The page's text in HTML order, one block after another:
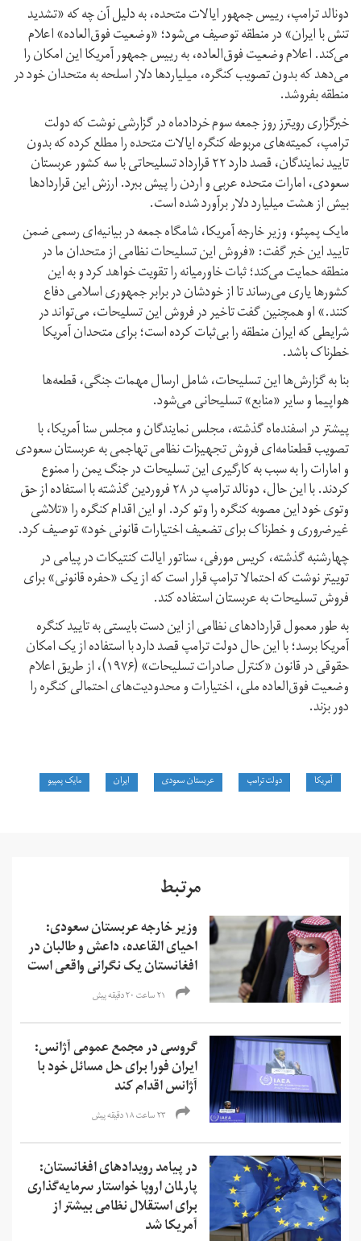
دونالد ترامپ، رییس جمهور ایالات متحده، به دلیل آن‌ چه که «تشدید
تنش با ایران» در منطقه توصیف می‌شود؛ «وضعیت فوق‌العاده» اعلام
می‌کند. اعلام وضعیت فوق‌العاده، به رییس جمهور آمریکا این امکان را
می‌دهد که بدون تصویب کنگره، میلیاردها دلار اسلحه به متحدان خود در
منطقه بفروشد.
خبرگزاری رویترز روز جمعه سوم خردادماه‌ در گزارشی نوشت که دولت
ترامپ، کمیته‌های مربوطه کنگره ایالات متحده را مطلع کرده که بدون
تایید نمایندگان، قصد دارد ۲۲ قرارداد تسلیحاتی با سه کشور عربستان
سعودی، امارات متحده عربی و اردن را پیش ببرد. ارزش این قراردادها
بیش از هشت میلیارد دلار برآورد شده است.
مایک پمپئو، وزیر خارجه آمریکا، شامگاه جمعه در بیانیه‌ای رسمی ضمن
تایید این خبر گفت: «فروش این تسلیحات نظامی از متحدان ما در
منطقه حمایت می‌کند؛ ثبات خاورمیانه را تقویت خواهد کرد و به این
کشورها یاری می‌رساند تا از خودشان در برابر جمهوری اسلامی دفاع
کنند.» او همچنین گفت تاخیر در فروش این تسلیحات، می‌تواند در
شرایطی که ایران منطقه را بی‌ثبات کرده است؛ برای متحدان آمریکا
خطرناک باشد.
بنا به گزارش‌ها این تسلیحات، شامل ارسال مهمات جنگی، قطعه‌ها
هواپیما و سایر «منابع» تسلیحانی می‌شود.
پیشتر در اسفند‌ماه گذشته، مجلس نمایندگان و مجلس سنا آمریکا، با
تصویب قطعنامه‌‌‌ای فروش تجهیزات نظامی تهاجمی به عربستان سعودی
و امارات را به سبب به کارگیری این تسلیحات در جنگ یمن را ممنوع
کردند. با این حال، دونالد ترامپ در ۲۸ فروردین گذشته با استفاده از حق
وتوی خود این مصوبه کنگره را وتو کرد. او این اقدام کنگره را «تلاشی
غیرضروری و خطرناک برای تضعیف اختیارات قانونی خود» توصیف کرد.
چهارشنبه گذشته، کریس مورفی، سناتور ایالت کنتیکات در پیامی در
توییتر نوشت که احتمالا ترامپ قرار است که از یک «حفره قانونی» برای
فروش تسلیحات به عربستان استفاده کند.
به طور معمول قراردادهای نظامی از این دست بایستی به تایید کنگره
آمریکا برسد؛ با این حال دولت ترامپ قصد دارد با استفاده از یک امکان
حقوقی در قانون «کنترل صادرات تسلیحات» (۱۹۷۶)، از طریق اعلام
وضعیت فوق‌العاده ملی، اختیارات و محدودیت‌های احتمالی کنگره را
دور بزند.
آمریکا دولت ترامپ عربستان سعودی ایران مایک پمپیو
مرتبط
وزیر خارجه عربستان سعودی:
احیای القاعده،‌ داعش و طالبان در
افغانستان یک نگرانی واقعی است
۲۱ ساعت ۲۰ دقیقه پیش
گروسی در مجمع عمومی آژانس:
ایران فورا برای حل مسائل خود با
آژانس اقدام کند
۲۳ ساعت ۱۸ دقیقه پیش
در پیامد رویدادهای افغانستان:
پارلمان اروپا خواستار سرمایه‌گذاری
برای استقلال نظامی بیشتر از
آمریکا شد